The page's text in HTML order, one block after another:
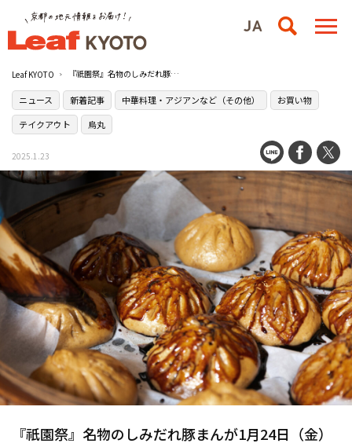
Leaf KYOTO 『祇園祭』名物のしみだれ豚まんが1月24日（金）から3日間限定で販売に！［膳處漢ぽっちり 京都］
ニュース 新着記事 中華料理・アジアンなど（その他）
お買い物
テイクアウト
烏丸
2025.1.23
『祇園祭』名物のしみだれ豚まんが1月24日（金）